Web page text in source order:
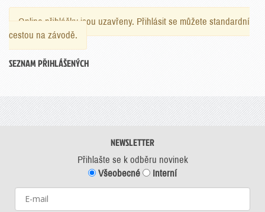
Online přihlášky jsou uzavřeny. Přihlásit se můžete standardní
cestou na závodě.
SEZNAM PŘIHLÁŠENÝCH
NEWSLETTER
Přihlašte se k odběru novinek
Všeobecné
Interní